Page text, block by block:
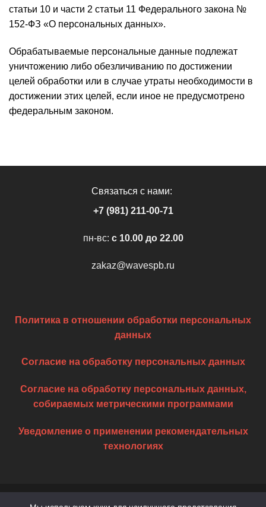
статьи 10 и части 2 статьи 11 Федерального закона №
152-ФЗ «О персональных данных».
Обрабатываемые персональные данные подлежат
уничтожению либо обезличиванию по достижении
целей обработки или в случае утраты необходимости в
достижении этих целей, если иное не предусмотрено
федеральным законом.
Связаться с нами:
+7 (981) 211-00-71
пн-вс: c 10.00 до 22.00
zakaz@wavespb.ru
Политика в отношении обработки персональных
данных
Согласие на обработку персональных данных
Согласие на обработку персональных данных,
собираемых метрическими программами
Уведомление о применении рекомендательных
технологиях